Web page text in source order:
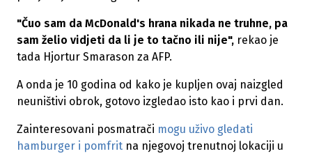
"Čuo sam da McDonald's hrana nikada ne truhne, pa
sam želio vidjeti da li je to tačno ili nije", rekao je
tada Hjortur Smarason za AFP.
A onda je 10 godina od kako je kupljen ovaj naizgled
neuništivi obrok, gotovo izgledao isto kao i prvi dan.
Zainteresovani posmatrači mogu uživo gledati
hamburger i pomfrit na njegovoj trenutnoj lokaciji u